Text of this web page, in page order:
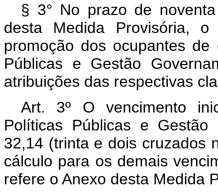
§ 3° No prazo de
desta Medida Provisória,
promoção dos ocupantes
Públicas e Gestão
atribuições das respectivas
Art. 3º O vencimento
Políticas Públicas e
32,14 (trinta e dois cruzados
cálculo para os demais
refere o Anexo desta Medida